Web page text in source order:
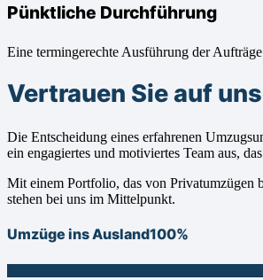
Pünktliche Durchführung
Eine termingerechte Ausführung der
Vertrauen Sie auf
Die Entscheidung eines erfahrenen
ein engagiertes und motiviertes Team aus,
Mit einem Portfolio, das von Privatumzügen
stehen bei uns im Mittelpunkt.
Umzüge ins Ausland100%